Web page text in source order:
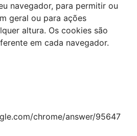
navegador, para permitir ou
geral ou para ações
altura. Os cookies são
em cada navegador.
chrome/answer/95647